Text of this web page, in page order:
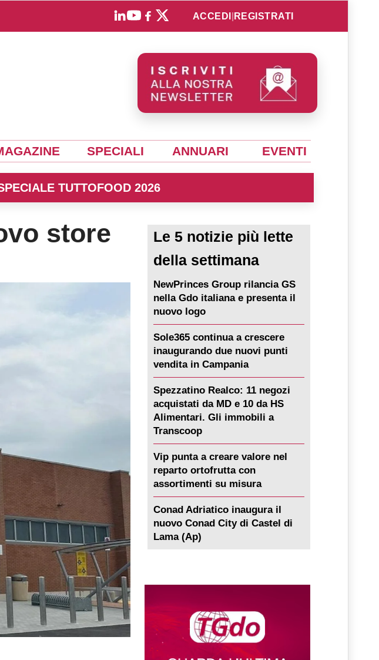
ACCEDI REGISTRATI
SPECIALI ANNUARI EVENTI
TUTTOFOOD 2026
store
(Pd)
Le 5 notizie più lette
della settimana
NewPrinces Group rilancia GS
nella Gdo italiana e presenta il
nuovo logo
Sole365 continua a crescere
inaugurando due nuovi punti
vendita in Campania
Spezzatino Realco: 11 negozi
acquistati da MD e 10 da HS
Alimentari. Gli immobili a
Transcoop
Vip punta a creare valore nel
reparto ortofrutta con
assortimenti su misura
Conad Adriatico inaugura il
nuovo Conad City di Castel di
Lama (Ap)